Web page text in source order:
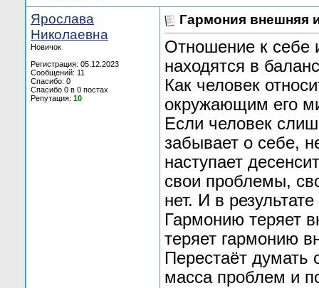
Ярослава
Николаевна
Новичок
Регистрация: 05.12.2023
Сообщений: 11
Спасибо: 0
Спасибо 0 в 0 постах
Репутация: 10
Гармония внешняя
Отношение к себе
находятся в
Как человек
окружающим его
Если человек
забывает о себе,
наступает
свои проблемы,
нет. И в
Гармонию теряет
теряет гармонию
Перестаёт
масса проблем и